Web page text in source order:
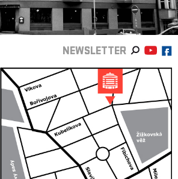
NEWSLETTER